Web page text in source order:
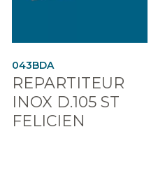
043BDA
REPARTITEUR
INOX D.105 ST
FELICIEN